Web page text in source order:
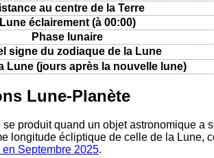
au centre de la Terre
Lune éclairement (à 00:00)
Phase lunaire
signe du zodiaque de la Lune
Lune (jours après la nouvelle lune)
Lune-Planète
produit quand un objet astronomique a
longitude écliptique de celle de la Lune,
Septembre 2025.